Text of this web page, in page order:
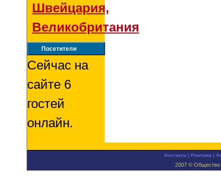
Швейцария,
Великобритания
Посетители
Сейчас на
сайте 6
гостей
онлайн.
Контакты |Реклама |
2007 © Общество